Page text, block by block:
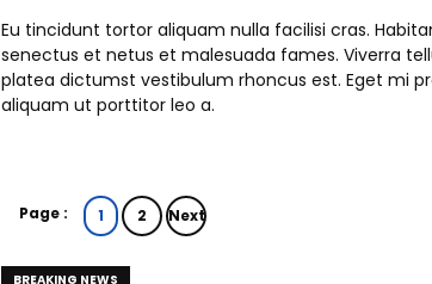
Eu tincidunt tortor aliquam nulla facilisi cras.
senectus et netus et malesuada fames. Viverra
platea dictumst vestibulum rhoncus est. Eget mi
aliquam ut porttitor leo a.
Page : 1 2 Next
BREAKING NEWS